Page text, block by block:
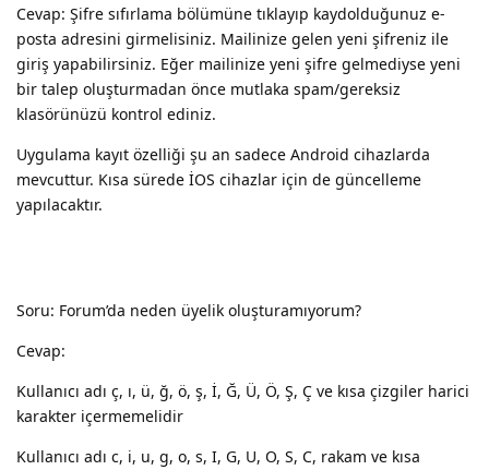
Cevap: Şifre sıfırlama bölümüne tıklayıp kaydolduğunuz e-
posta adresini girmelisiniz. Mailinize gelen yeni şifreniz ile
giriş yapabilirsiniz. Eğer mailinize yeni şifre gelmediyse yeni
bir talep oluşturmadan önce mutlaka spam/gereksiz
klasörünüzü kontrol ediniz.
Uygulama kayıt özelliği şu an sadece Android cihazlarda
mevcuttur. Kısa sürede İOS cihazlar için de güncelleme
yapılacaktır.
Soru: Forum’da neden üyelik oluşturamıyorum?
Cevap:
Kullanıcı adı ç, ı, ü, ğ, ö, ş, İ, Ğ, Ü, Ö, Ş, Ç ve kısa çizgiler harici
karakter içermemelidir
Kullanıcı adı c, i, u, g, o, s, I, G, U, O, S, C, rakam ve kısa